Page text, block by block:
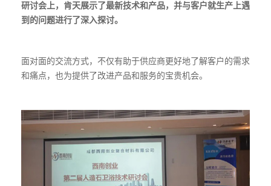
研讨会上，肯天展示了最新技术和产品，并与客户就生产上遇
到的问题进行了深入探讨。
面对面的交流方式，不仅有助于供应商更好地了解客户的需求
和痛点，也为提供了改进产品和服务的宝贵机会。